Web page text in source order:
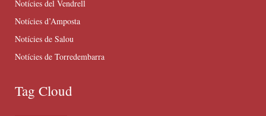
Notícies del Vendrell
Notícies d’Amposta
Notícies de Salou
Notícies de Torredembarra
Tag Cloud